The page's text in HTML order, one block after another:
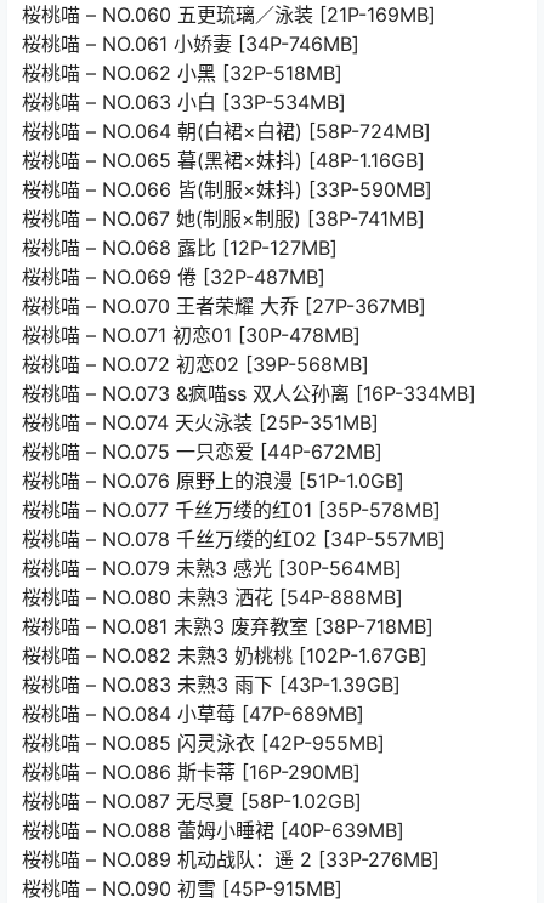
桜桃喵 – NO.060 五更琉璃／泳装 [21P-169MB]
桜桃喵 – NO.061 小娇妻 [34P-746MB]
桜桃喵 – NO.062 小黑 [32P-518MB]
桜桃喵 – NO.063 小白 [33P-534MB]
桜桃喵 – NO.064 朝(白裙×白裙) [58P-724MB]
桜桃喵 – NO.065 暮(黑裙×妹抖) [48P-1.16GB]
桜桃喵 – NO.066 皆(制服×妹抖) [33P-590MB]
桜桃喵 – NO.067 她(制服×制服) [38P-741MB]
桜桃喵 – NO.068 露比 [12P-127MB]
桜桃喵 – NO.069 倦 [32P-487MB]
桜桃喵 – NO.070 王者荣耀 大乔 [27P-367MB]
桜桃喵 – NO.071 初恋01 [30P-478MB]
桜桃喵 – NO.072 初恋02 [39P-568MB]
桜桃喵 – NO.073 &疯喵ss 双人公孙离 [16P-334MB]
桜桃喵 – NO.074 天火泳装 [25P-351MB]
桜桃喵 – NO.075 一只恋爱 [44P-672MB]
桜桃喵 – NO.076 原野上的浪漫 [51P-1.0GB]
桜桃喵 – NO.077 千丝万缕的红01 [35P-578MB]
桜桃喵 – NO.078 千丝万缕的红02 [34P-557MB]
桜桃喵 – NO.079 未熟3 感光 [30P-564MB]
桜桃喵 – NO.080 未熟3 洒花 [54P-888MB]
桜桃喵 – NO.081 未熟3 废弃教室 [38P-718MB]
桜桃喵 – NO.082 未熟3 奶桃桃 [102P-1.67GB]
桜桃喵 – NO.083 未熟3 雨下 [43P-1.39GB]
桜桃喵 – NO.084 小草莓 [47P-689MB]
桜桃喵 – NO.085 闪灵泳衣 [42P-955MB]
桜桃喵 – NO.086 斯卡蒂 [16P-290MB]
桜桃喵 – NO.087 无尽夏 [58P-1.02GB]
桜桃喵 – NO.088 蕾姆小睡裙 [40P-639MB]
桜桃喵 – NO.089 机动战队：遥 2 [33P-276MB]
桜桃喵 – NO.090 初雪 [45P-915MB]